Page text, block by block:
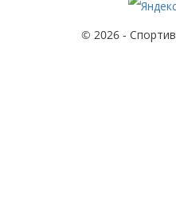
© 2026 -